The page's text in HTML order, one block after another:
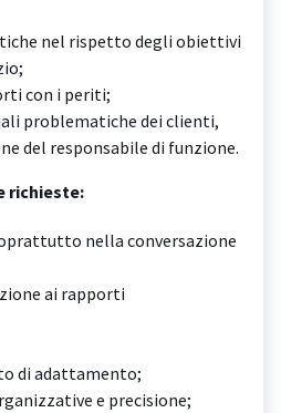
nel rispetto degli obiettivi
con i periti;
problematiche dei clienti,
del responsabile di funzione.
richieste:
nella conversazione
ai rapporti
di adattamento;
e precisione;